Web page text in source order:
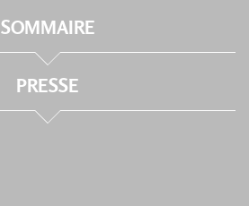
SOMMAIRE
PRESSE